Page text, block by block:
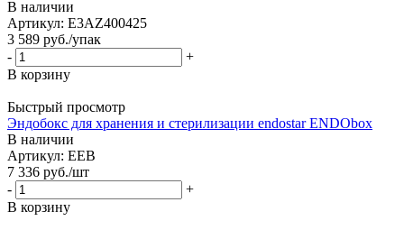
В наличии
Артикул: E3AZ400425
3 589 руб./упак
-
+
В корзину
Быстрый просмотр
Эндобокс для хранения и стерилизации endostar ENDObox
В наличии
Артикул: EEB
7 336 руб./шт
-
+
В корзину